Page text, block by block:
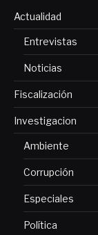
Actualidad
Entrevistas
Noticias
Fiscalización
Investigacion
Ambiente
Corrupción
Especiales
Política